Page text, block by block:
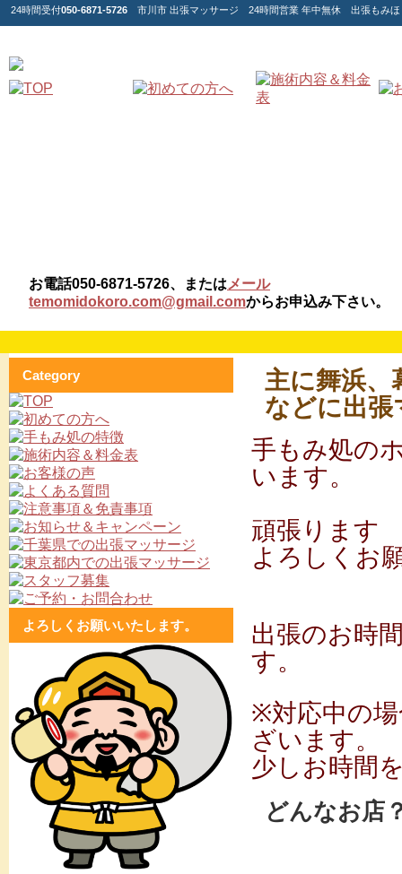
24時間受付050-6871-5726 市川市 出張マッサージ 24時間営業 年中無休 出張もみほ
お電話050-6871-5726、または メール
temomidokoro.com@gmail.comからお申込み下さい。
Category
よろしくお願いいたします。
主に舞浜、
などに出張
手もみ処の
います。
頑張ります
よろしくお
出張のお時
す。
※対応中の
ざいます。
少しお時間
どんなお店